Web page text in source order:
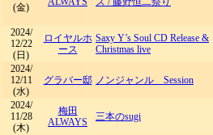
(金)
2024/
12/22
(日)
ロイヤルホ
ース
Saxy Y’s Soul CD Release &
Christmas live
2024/
12/11
(水)
グラバー邸 ノンジャンル Session
2024/
11/28
(木)
梅田
ALWAYS
三本のsugi